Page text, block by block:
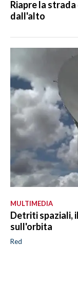
Riapre la
dall'alto
MULTIMEDIA
Detriti spaziali,
sull'orbita
Red